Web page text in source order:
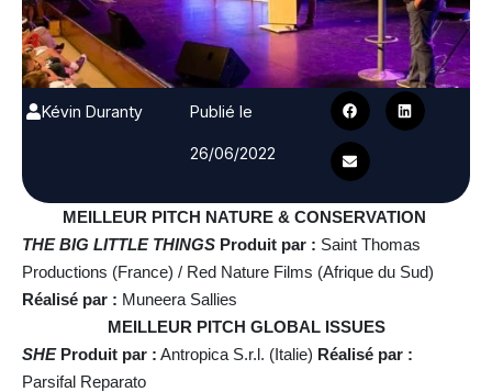
Kévin Duranty
Publié le
26/06/2022
MEILLEUR PITCH NATURE & CONSERVATION
THE BIG LITTLE THINGS Produit par : Saint Thomas
Productions (France) / Red Nature Films (Afrique du Sud)
Réalisé par : Muneera Sallies
MEILLEUR PITCH GLOBAL ISSUES
SHE Produit par : Antropica S.r.l. (Italie) Réalisé par :
Parsifal Reparato